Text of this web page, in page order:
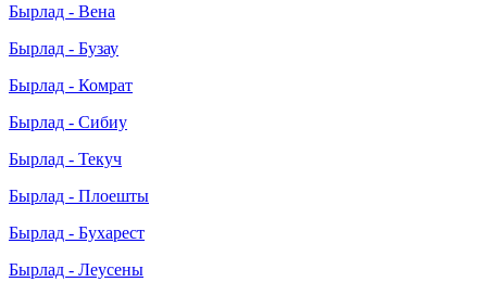
Бырлад - Вена
Бырлад - Бузау
Бырлад - Комрат
Бырлад - Сибиу
Бырлад - Текуч
Бырлад - Плоешты
Бырлад - Бухарест
Бырлад - Леусены